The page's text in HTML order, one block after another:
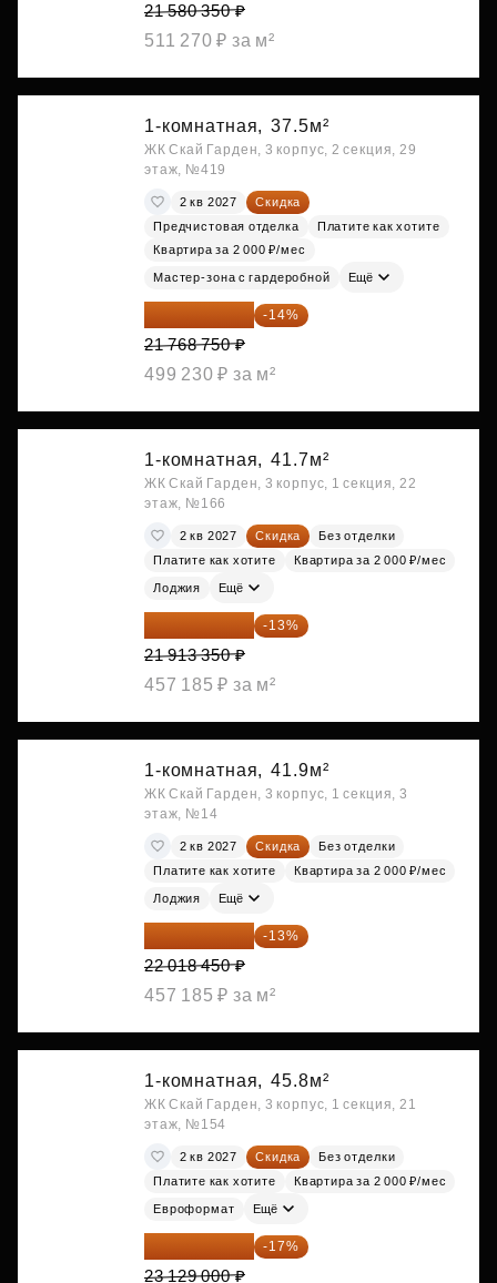
21 580 350 ₽
511 270 ₽ за м²
1-комнатная, 37.5м²
ЖК Скай Гарден, 3 корпус, 2 секция, 29
этаж, №419
2 кв 2027
Скидка
Предчистовая отделка
Платите как хотите
Квартира за 2 000 ₽/мес
Мастер-зона с гардеробной Ещё
18 721 125 ₽ -14%
21 768 750 ₽
499 230 ₽ за м²
1-комнатная, 41.7м²
ЖК Скай Гарден, 3 корпус, 1 секция, 22
этаж, №166
2 кв 2027 Скидка
Без отделки
Платите как хотите
Квартира за 2 000 ₽/мес
Лоджия Ещё
19 064 615 ₽ -13%
21 913 350 ₽
457 185 ₽ за м²
1-комнатная, 41.9м²
ЖК Скай Гарден, 3 корпус, 1 секция, 3
этаж, №14
2 кв 2027 Скидка
Без отделки
Платите как хотите
Квартира за 2 000 ₽/мес
Лоджия Ещё
19 156 052 ₽ -13%
22 018 450 ₽
457 185 ₽ за м²
1-комнатная, 45.8м²
ЖК Скай Гарден, 3 корпус, 1 секция, 21
этаж, №154
2 кв 2027 Скидка
Без отделки
Платите как хотите
Квартира за 2 000 ₽/мес
Евроформат Ещё
19 197 070 ₽ -17%
23 129 000 ₽